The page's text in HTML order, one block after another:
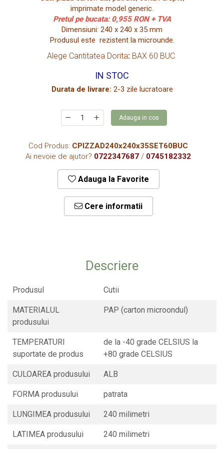
CUTII KRAFT MENIU CU CLAPETE
CUTII CARTON ALB BURGER
DISCURI TORT
AMBALAJE BIO
AMBALAJE BIO TRESTIE
AMBALAJE BIO PALMIER
AMBALAJE BIO BAMBUS PLA
CAPACE BIODEGRADABILE
PAIE DIN HARTIE KRAFT
PALETINE LEMN
DISPENSER SERVETELE
imprimate model generic.
Pretul pe bucata: 0,955 RON + TVA
Dimensiuni: 240 x 240 x 35 mm
Produsul este rezistent la microunde.
Alege Cantitatea Dorita: BAX 60 BUC
IN STOC
Durata de livrare: 2-3 zile lucratoare
Adauga in cos
Cod Produs: CPIZZAD240x240x35SET60BUC
Ai nevoie de ajutor? 0722347687 / 0745182332
Adauga la Favorite
Cere informatii
Descriere
Produsul Cutii
MATERIALUL
produsului
PAP (carton microondul)
TEMPERATURI
suportate de produs
de la -40 grade CELSIUS la
+80 grade CELSIUS
CULOAREA produsului ALB
FORMA produsului patrata
LUNGIMEA produsului 240 milimetri
LATIMEA produsului 240 milimetri